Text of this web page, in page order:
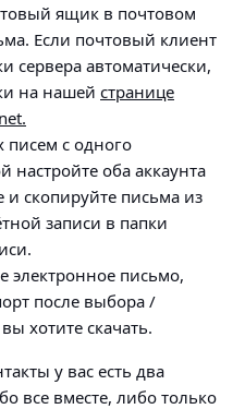
ящик в почтовом
Если почтовый клиент
сервера автоматически,
на нашей странице
писем с одного
настройте оба аккаунта
скопируйте письма из
записи в папки
электронное письмо,
после выбора /
хотите скачать.
у вас есть два
все вместе, либо только